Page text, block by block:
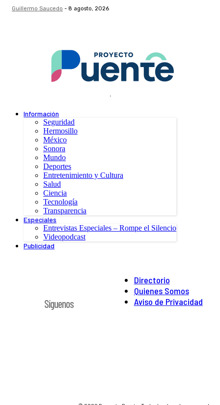
Guillermo Saucedo - 8 agosto, 2026
.
Información
Seguridad
Hermosillo
México
Sonora
Mundo
Deportes
Entretenimiento y Cultura
Salud
Ciencia
Tecnología
Transparencia
Especiales
Entrevistas Especiales – Rompe el Silencio
Videopodcast
Publicidad
Directorio
Quienes Somos
Aviso de Privacidad
Síguenos